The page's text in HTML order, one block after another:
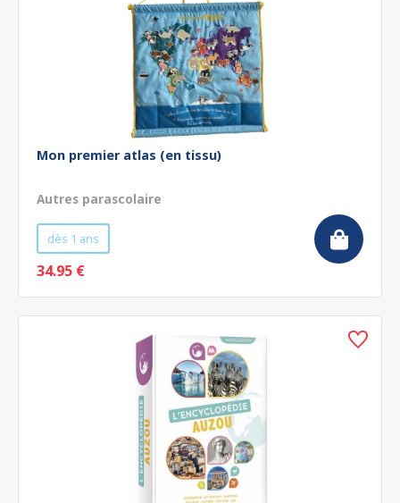
Mon premier atlas (en tissu)
Autres parascolaire
dès 1 ans
34.95 €